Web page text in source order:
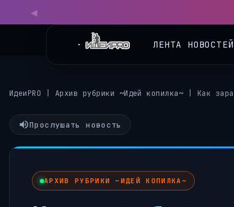
ИдеиPRO Архив рубрики ~Идей копилка~ Как
Прослушать новость
АРХИВ РУБРИКИ ~ИДЕЙ КОПИЛКА~